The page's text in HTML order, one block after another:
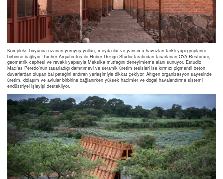
Kompleks boyunca uzanan yürüyüş yolları, meydanlar ve yansıma havuzları farklı yapı gruplarını
birbirine bağlıyor. Tacher Arquitectos ile Huber Design Studio tarafından tasarlanan OYA Restoranı,
geometrik cephesi ve revaklı yapısıyla Meksika mutfağını deneyimleme alanı sunuyor. Estudio
Macías Peredo’nun tasarladığı damıtımevi ve seramik üretim tesisleri ise kırmızı pigmentli beton
duvarlardan oluşan bal peteğini andıran yerleşimiyle dikkat çekiyor. Altıgen organizasyon sayesinde
üretim, dolaşım ve avlular birbirine bağlanırken yüksek hacimler ve doğal havalandırma sistemi
endüstriyel işleyişi destekliyor.